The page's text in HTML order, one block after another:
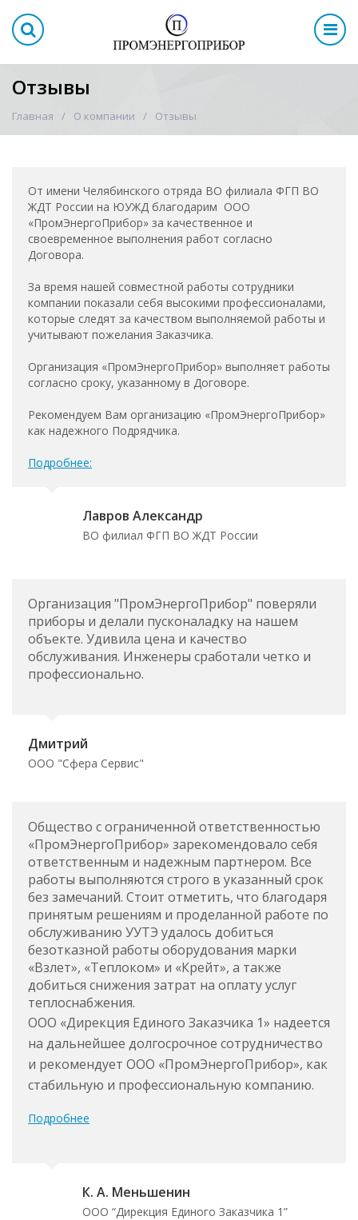
Отзывы
Главная О компании Отзывы
От имени Челябинского отряда ВО филиала ФГП ВО
ЖДТ России на ЮУЖД благодарим ООО
«ПромЭнергоПрибор» за качественное и
своевременное выполнения работ согласно
Договора.
За время нашей совместной работы сотрудники
компании показали себя высокими профессионалами,
которые следят за качеством выполняемой работы и
учитывают пожелания Заказчика.
Организация «ПромЭнергоПрибор» выполняет работы
согласно сроку, указанному в Договоре.
Рекомендуем Вам организацию «ПромЭнергоПрибор»
как надежного Подрядчика.
Подробнее:
Лавров Александр
ВО филиал ФГП ВО ЖДТ России
Организация "ПромЭнергоПрибор" поверяли
приборы и делали пусконаладку на нашем
объекте. Удивила цена и качество
обслуживания. Инженеры сработали четко и
профессионально.
Дмитрий
ООО "Сфера Сервис"
Общество с ограниченной ответственностью
«ПромЭнергоПрибор» зарекомендовало себя
ответственным и надежным партнером. Все
работы выполняются строго в указанный срок
без замечаний. Стоит отметить, что благодаря
принятым решениям и проделанной работе по
обслуживанию УУТЭ удалось добиться
безотказной работы оборудования марки
«Взлет», «Теплоком» и «Крейт», а также
добиться снижения затрат на оплату услуг
теплоснабжения.
ООО «Дирекция Единого Заказчика 1» надеется
на дальнейшее долгосрочное сотрудничество
и рекомендует ООО «ПромЭнергоПрибор», как
стабильную и профессиональную компанию.
Подробнее
К. А. Меньшенин
ООО “Дирекция Единого Заказчика 1”